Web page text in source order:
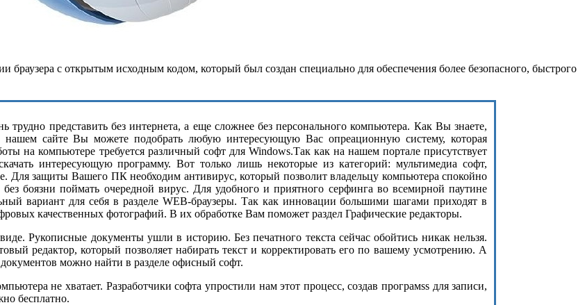
браузера с открытым исходным кодом, который был создан специально для обеспечения более безопасного, быстрого
трудно представить без интернета, а еще сложнее без персонального компьютера. Как Вы знаете,
сайте Вы можете подобрать любую интересующую Вас опреационную систему, которая
на компьютере требуется различный софт для Windows.Так как на нашем портале присутствует
интересующую программу. Вот только лишь некоторые из категорий: мультимедиа софт,
Для защиты Вашего ПК необходим антивирус, который позволит владельцу компьютера спокойно
боязни поймать очередной вирус. Для удобного и приятного серфинга во всемирной паутине
вариант для себя в разделе WEB-браузеры. Так как инновации большими шагами приходят в
качественных фотографий. В их обработке Вам поможет раздел Графические редакторы.
Рукописные документы ушли в историю. Без печатного текста сейчас обойтись никак нельзя.
редактор, который позволяет набирать текст и корректировать его по вашему усмотрению. А
можно найти в разделе офисный софт.
не хватает. Разработчики софта упростили нам этот процесс, создав програмss для записи,
бесплатно.